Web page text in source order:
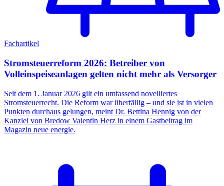
Fachartikel
Stromsteuerreform 2026: Betreiber von
Volleinspeiseanlagen gelten nicht mehr als Versorger
Seit dem 1. Januar 2026 gilt ein umfassend novelliertes
Stromsteuerrecht. Die Reform war überfällig – und sie ist in vielen
Punkten durchaus gelungen, meint Dr. Bettina Hennig von der
Kanzlei von Bredow Valentin Herz in einem Gastbeitrag im
Magazin neue energie.